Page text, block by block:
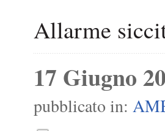
Allarme
17 Giugno
pubblicato in: